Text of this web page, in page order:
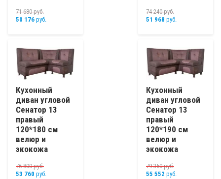
71 680руб.
50 176 руб.
74 240руб.
51 968 руб.
Кухонный
диван угловой
Сенатор 13
правый
120*180 см
велюр и
экокожа
76 800руб.
53 760 руб.
Кухонный
диван угловой
Сенатор 13
правый
120*190 см
велюр и
экокожа
79 360руб.
55 552 руб.